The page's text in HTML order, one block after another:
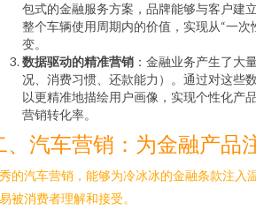
包式的金融服务方案，品牌能够与客户建
整个车辆使用周期内的价值，实现从“一次
变。
数据驱动的精准营销 ：金融业务产生了大
况、消费习惯、还款能力）。通过对这些
以更精准地描绘用户画像，实现个性化产
营销转化率。
、汽车营销：为金融产品
的汽车营销，能够为冷冰冰的金融条款注入
被消费者理解和接受。